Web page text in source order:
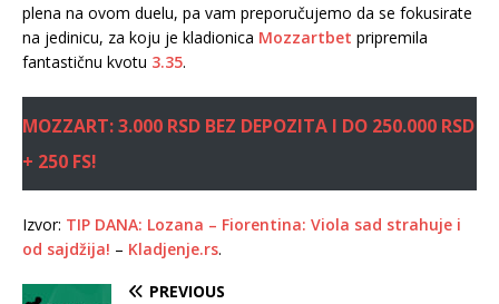
plena na ovom duelu, pa vam preporučujemo da se fokusirate
na jedinicu, za koju je kladionica Mozzartbet pripremila
fantastičnu kvotu 3.35.
MOZZART: 3.000 RSD BEZ DEPOZITA I DO 250.000 RSD
+ 250 FS!
Izvor: TIP DANA: Lozana – Fiorentina: Viola sad strahuje i
od sajdžija! – Kladjenje.rs.
PREVIOUS